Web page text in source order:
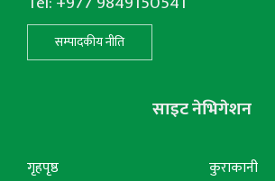
सम्पादकीय नीति
साइट नेभिगेशन
गृहपृष्ठ
कुराकानी